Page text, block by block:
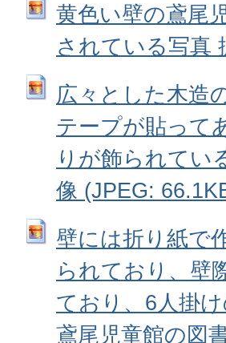
黄色い壁の鳶尾
されている写真
広々とした木造
テープが貼って
りが飾られてい
像 (JPEG:
壁には折り紙で
られており、壁
ており、6人掛
鳶尾児童館の図